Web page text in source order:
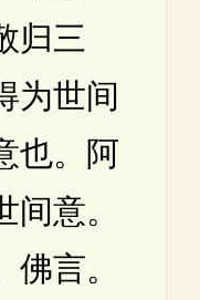
归三
为世间
也。阿
意。
言。